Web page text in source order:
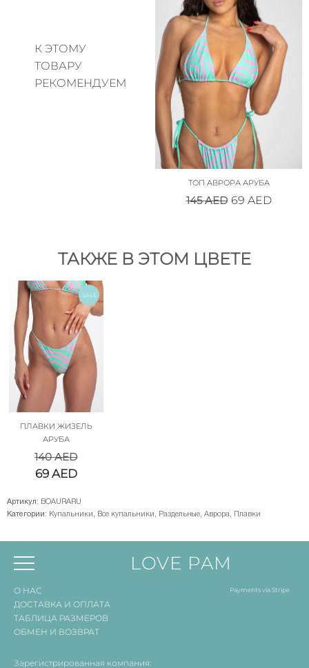
К ЭТОМУ
ТОВАРУ
РЕКОМЕНДУЕМ
ТОП АВРОРА АРУБА
145AED 69 AED
ТАКЖЕ В ЭТОМ ЦВЕТЕ
SALE
ПЛАВКИ ЖИЗЕЛЬ
АРУБА
140AED
69 AED
Артикул: BOAURARU
Категории: Купальники , Все купальники , Раздельные, Аврора, Плавки
LOVE PAM
О НАС
ДОСТАВКА И ОПЛАТА
ТАБЛИЦА РАЗМЕРОВ
ОБМЕН И ВОЗВРАТ
Payments via Stripe
Зарегистрированная компания: